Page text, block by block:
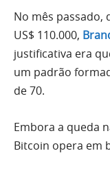
No mês passado,
US$ 110.000,
justificativa era
um padrão
de 70.
Embora a queda
Bitcoin opera em